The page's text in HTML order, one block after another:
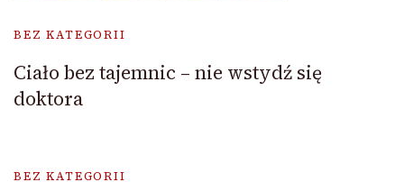
BEZ KATEGORII
Ciało bez tajemnic – nie wstydź się
doktora
BEZ KATEGORII